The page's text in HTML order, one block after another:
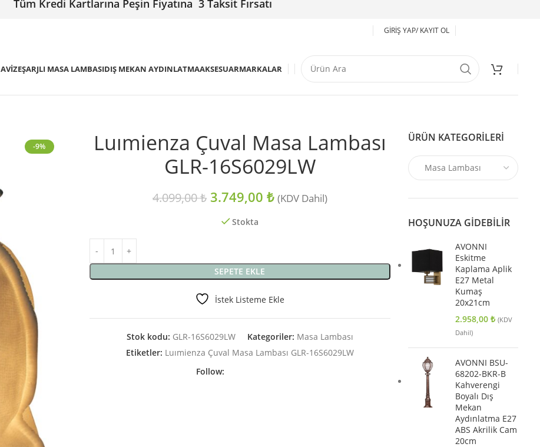
Tüm Kredi Kartlarına Peşin Fiyatına 3 Taksit Fırsatı
GIRIŞ YAP/ KAYIT OL
AVIZEŞARJLI MASA LAMBASIDIŞ MEKAN AYDINLATMAAKSESUARMARKALAR
-9%
Luımienza Çuval Masa Lambası
GLR-16S6029LW
4.099,00₺ 3.749,00 ₺ (KDV Dahil)
Stokta
SEPETE EKLE
İstek Listeme Ekle
Stok kodu: GLR-16S6029LW Kategoriler: Masa Lambası
Etiketler: Luımienza Çuval Masa Lambası GLR-16S6029LW
Follow:
ÜRÜN KATEGORILERI
HOŞUNUZA GIDEBILIR
AVONNI
Eskitme
Kaplama Aplik
E27 Metal
Kumaş
20x21cm
2.958,00₺ (KDV
Dahil)
AVONNI BSU-
68202-BKR-B
Kahverengi
Boyalı Dış
Mekan
Aydınlatma E27
ABS Akrilik Cam
20cm